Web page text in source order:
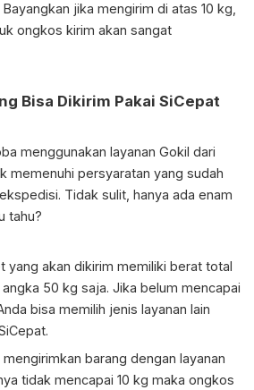
jika mengirim di atas 10 kg,
ongkos kirim akan sangat
Bisa Dikirim Pakai SiCepat
menggunakan layanan Gokil dari
memenuhi persyaratan yang sudah
Tidak sulit, hanya ada enam
tahu?
yang akan dikirim memiliki berat total
50 kg saja. Jika belum mencapai
bisa memilih jenis layanan lain
barang dengan layanan
tidak mencapai 10 kg maka ongkos